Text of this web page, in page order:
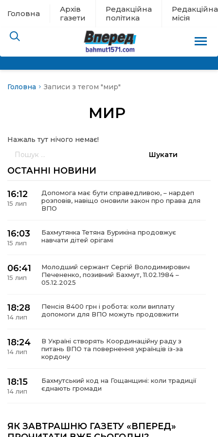
Головна
Архів
газети
Редакційна
політика
Редакційна
місія
новини
політика
місія
Головна Записи з тегом "мир"
МИР
Нажаль тут нічого немає!
ОСТАННІ НОВИНИ
16:12
15 лип
Допомога має бути справедливою, – нардеп
розповів, навіщо оновили закон про права для
ВПО
16:03
15 лип
Бахмутянка Тетяна Бурикіна продовжує
навчати дітей орігамі
06:41
15 лип
Молодший сержант Сергій Володимирович
Печененко, позивний Бахмут, 11.02.1984 –
05.12.2025
18:28
14 лип
Пенсія 8400 грн і робота: коли виплату
допомоги для ВПО можуть продовжити
18:24
14 лип
В Україні створять Координаційну раду з
питань ВПО та повернення українців із-за
кордону
18:15
14 лип
Бахмутський код на Гощанщині: коли традиції
єднають громади
10 лип
ЯК ЗАВТРАШНЮ ГАЗЕТУ «ВПЕРЕД»